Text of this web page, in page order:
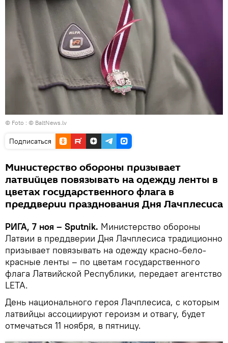
© Foto : © BaltNews.lv
Подписаться
Министерство обороны призывает
латвийцев повязывать на одежду ленты в
цветах государственного флага в
преддверии празднования Дня Лачплесиса
РИГА, 7 ноя – Sputnik. Министерство обороны
Латвии в преддверии Дня Лачплесиса традиционно
призывает повязывать на одежду красно-бело-
красные ленты – по цветам государственного
флага Латвийской Республики, передает агентство
LETA.
День национального героя Лачплесиса, с которым
латвийцы ассоциируют героизм и отвагу, будет
отмечаться 11 ноября, в пятницу.